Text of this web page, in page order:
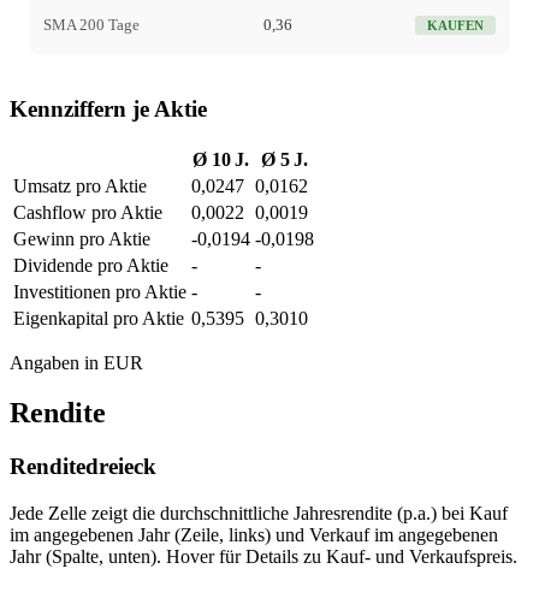
SMA 200 Tage 0,36 KAUFEN
Kennziffern je Aktie
Ø 10 J. Ø 5 J.
Umsatz pro Aktie
0,0247 0,0162
Cashflow pro Aktie
0,0022 0,0019
Gewinn pro Aktie
-0,0194 -0,0198
Dividende pro Aktie
-
-
Investitionen pro Aktie -
-
Eigenkapital pro Aktie 0,5395 0,3010
Angaben in EUR
Rendite
Renditedreieck
Jede Zelle zeigt die durchschnittliche Jahresrendite (p.a.) bei Kauf
im angegebenen Jahr (Zeile, links) und Verkauf im angegebenen
Jahr (Spalte, unten). Hover für Details zu Kauf- und Verkaufspreis.